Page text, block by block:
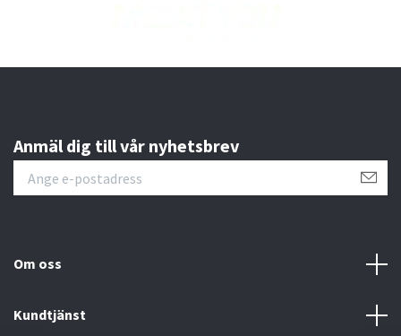
Anmäl dig till vår nyhetsbrev
Om oss
Kundtjänst